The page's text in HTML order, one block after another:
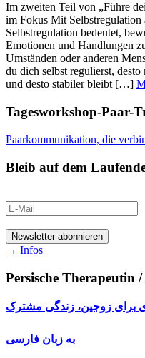
Im zweiten Teil von „Führe
im Fokus Mit Selbstregulation
Selbstregulation bedeutet,
Emotionen und Handlungen
Umständen oder anderen
du dich selbst regulierst,
und desto stabiler bleibt […]
Tagesworkshop-Paar-
Paarkommunikation, die
Bleib auf dem
→ Infos
Persische Therapeutin
برای زوجین، زندگی مشترک
به زبان فارسی